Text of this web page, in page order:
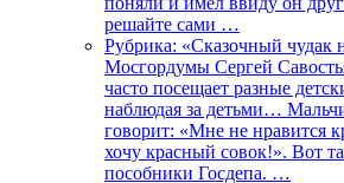
решайте сами …
Рубрика: «Сказочный чудак
Мосгордумы Сергей
часто посещает разные
наблюдая за детьми…
говорит: «Мне не нравится
хочу красный совок!». Вот
пособники Госдепа. …